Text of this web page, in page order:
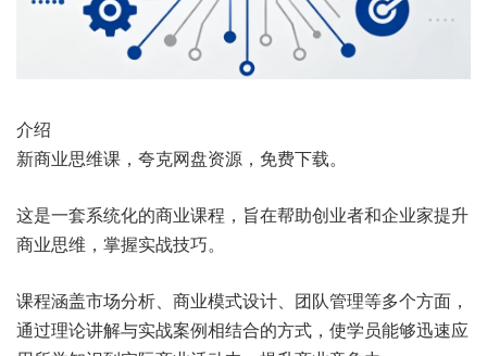
介绍
新商业思维课，夸克网盘资源，免费下载。
这是一套系统化的商业课程，旨在帮助创业者和企业家提升
商业思维，掌握实战技巧。
课程涵盖市场分析、商业模式设计、团队管理等多个方面，
通过理论讲解与实战案例相结合的方式，使学员能够迅速应